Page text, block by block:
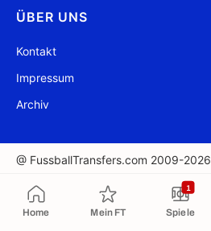
Home Mein FT Spiele
1
ÜBER UNS
Kontakt
Impressum
Archiv
@ FussballTransfers.com 2009-2026
In die Zwischenablage kopiert